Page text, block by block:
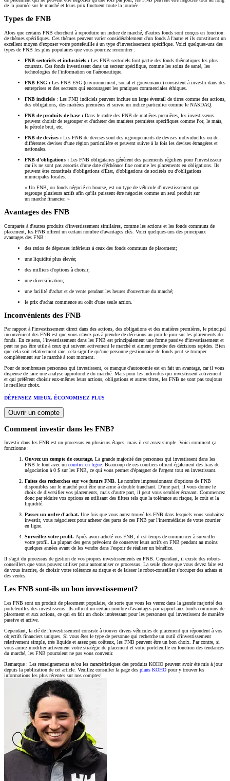
de la journée sur le marché et leurs prix fluctuent toute la journée.
Types de FNB
Alors que certains FNB cherchent à reproduire un indice de marché, d'autres fonds sont conçus en fonction
de thèmes spécifiques. Ces thèmes peuvent varier considérablement d'un fonds à l'autre et ils constituent un
excellent moyen d'exposer votre portefeuille à un type d'investissement spécifique. Voici quelques-uns des
types de FNB les plus populaires que vous pourriez rencontrer :
FNB sectoriels et industriels : Les FNB sectoriels font partie des fonds thématiques les plus
courants. Ces fonds investissent dans un secteur spécifique, comme les soins de santé, les
technologies de l'information ou l'aéronautique.
FNB ESG : Les FNB ESG (environnement, social et gouvernance) consistent à investir dans des
entreprises et des secteurs qui encouragent les pratiques commerciales éthiques.
FNB indiciels : Les FNB indiciels peuvent inclure un large éventail de titres comme des actions,
des obligations, des matières premières et suivre un indice particulier comme le NASDAQ.
FNB de produits de base : Dans le cadre des FNB de matières premières, les investisseurs
peuvent choisir de regrouper et d'acheter des matières premières spécifiques comme l'or, le maïs,
le pétrole brut, etc.
FNB de devises : Les FNB de devises sont des regroupements de devises individuelles ou de
différentes devises d'une région particulière et peuvent suivre à la fois les devises étrangères et
nationales.
FNB d'obligations : Les FNB obligataires génèrent des paiements réguliers pour l'investisseur
car ils ne sont pas assortis d'une date d'échéance fixe comme les placements en obligations. Ils
peuvent être constitués d'obligations d'État, d'obligations de sociétés ou d'obligations
municipales locales.
« Un FNB, ou fonds négocié en bourse, est un type de véhicule d'investissement qui
regroupe plusieurs actifs afin qu'ils puissent être négociés comme un seul produit sur
un marché financier. »
Avantages des FNB
Comparés à d'autres produits d'investissement similaires, comme les actions et les fonds communs de
placement, les FNB offrent un certain nombre d'avantages clés. Voici quelques-uns des principaux
avantages des FNB :
des ratios de dépenses inférieurs à ceux des fonds communs de placement;
une liquidité plus élevée;
des milliers d'options à choisir;
une diversification;
une facilité d'achat et de vente pendant les heures d'ouverture du marché;
le prix d'achat commence au coût d'une seule action.
Inconvénients des FNB
Par rapport à l'investissement direct dans des actions, des obligations et des matières premières, le principal
inconvénient des FNB est que vous n'avez pas à prendre de décisions au jour le jour sur les placements du
fonds. En ce sens, l'investissement dans les FNB est principalement une forme passive d'investissement et
peut ne pas être utile à ceux qui suivent activement le marché et aiment prendre des décisions rapides. Bien
que cela soit relativement rare, cela signifie qu’une personne gestionnaire de fonds peut se tromper
complètement sur le marché à tout moment.
Pour de nombreuses personnes qui investissent, ce manque d'autonomie est en fait un avantage, car il vous
dispense de faire une analyse approfondie du marché. Mais pour les individus qui investissent activement
et qui préfèrent choisir eux-mêmes leurs actions, obligations et autres titres, les FNB ne sont pas toujours
le meilleur choix.
DÉPENSEZ MIEUX. ÉCONOMISEZ PLUS
Ouvrir un compte
Comment investir dans les FNB?
Investir dans les FNB est un processus en plusieurs étapes, mais il est assez simple. Voici comment ça
fonctionne :
Ouvrez un compte de courtage. La grande majorité des personnes qui investissent dans les
FNB le font avec un courtier en ligne . Beaucoup de ces courtiers offrent également des frais de
négociation à 0 $ sur les FNB, ce qui vous permet d'épargner de l'argent tout en investissant.
Faites des recherches sur vos futurs FNB. Le nombre impressionnant d'options de FNB
disponibles sur le marché peut être une arme à double tranchant. D'une part, il vous donne le
choix de diversifier vos placements, mais d'autre part, il peut vous sembler écrasant. Commencez
donc par réduire vos options en utilisant des filtres tels que la tolérance au risque, le coût et la
liquidité.
Passez un ordre d'achat. Une fois que vous aurez trouvé les FNB dans lesquels vous souhaitez
investir, vous négocierez pour acheter des parts de ces FNB par l'intermédiaire de votre courtier
en ligne.
Surveillez votre profil. Après avoir acheté vos FNB, il est temps de commencer à surveiller
votre profil. La plupart des gens prévoient de conserver leurs actifs en FNB pendant au moins
quelques années avant de les vendre dans l'espoir de réaliser un bénéfice.
Il s'agit du processus de gestion de vos propres investissements en FNB. Cependant, il existe des robots-
conseillers que vous pouvez utiliser pour automatiser ce processus. La seule chose que vous devez faire est
de vous inscrire, de choisir votre tolérance au risque et de laisser le robot-conseiller s'occuper des achats et
des ventes.
Les FNB sont-ils un bon investissement?
Les FNB sont un produit de placement populaire, de sorte que vous les verrez dans la grande majorité des
portefeuilles des investisseurs. Ils offrent un certain nombre d'avantages par rapport aux fonds communs de
placement et aux actions, ce qui en fait un choix intéressant pour les personnes qui investissent de manière
passive et active.
Cependant, la clé de l'investissement consiste à trouver divers véhicules de placement qui répondent à vos
objectifs financiers uniques. Si vous êtes le type de personne qui recherche un outil d'investissement
relativement simple, très liquide et assez peu coûteux, les FNB peuvent être un bon choix. Par contre, si
vous aimez modifier activement votre stratégie de placement et votre portefeuille en fonction des tendances
du marché, les FNB pourraient ne pas vous convenir.
Remarque : Les renseignements et/ou les caractéristiques des produits KOHO peuvent avoir été mis à jour
depuis la publication de cet article. Veuillez consulter la page des plans KOHO pour y trouver les
informations les plus récentes sur nos comptes!